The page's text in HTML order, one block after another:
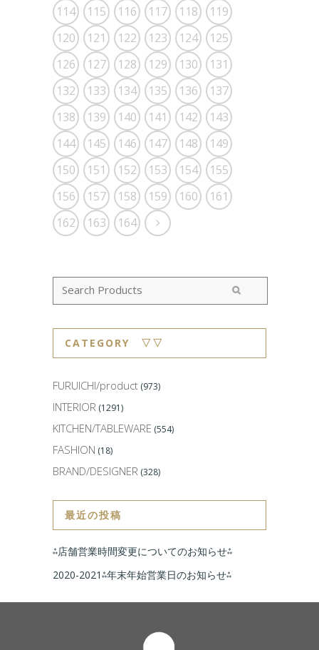
114
115 116 117 118
119
120
121 122 123 124
125
126
127 128 129 130
131
132
133 134 135 136
137
138
139 140 141 142
143
144
145 146 147 148
149
150
151 152 153 154
155
156
157 158 159 160
161
162
163 164
CATEGORY ▽▽
FURUICHI/product (973)
INTERIOR (1291)
KITCHEN/TABLEWARE (554)
FASHION (18)
BRAND/DESIGNER (328)
最近の投稿
⁂店舗営業時間変更についてのお知らせ⁂
2020-2021⁂年末年始営業日のお知らせ⁂